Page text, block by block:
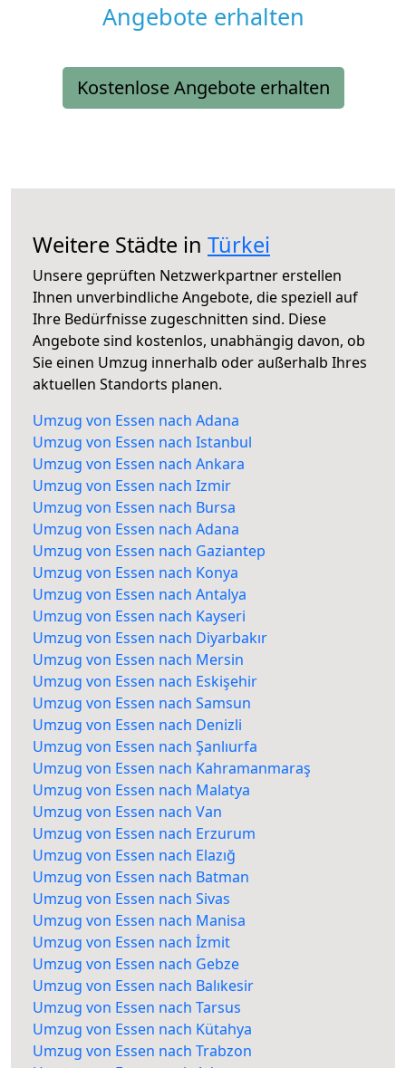
Angebote erhalten
Kostenlose Angebote erhalten
Weitere Städte in Türkei
Unsere geprüften Netzwerkpartner erstellen
Ihnen unverbindliche Angebote, die speziell auf
Ihre Bedürfnisse zugeschnitten sind. Diese
Angebote sind kostenlos, unabhängig davon, ob
Sie einen Umzug innerhalb oder außerhalb Ihres
aktuellen Standorts planen.
Umzug von Essen nach Adana
Umzug von Essen nach Istanbul
Umzug von Essen nach Ankara
Umzug von Essen nach Izmir
Umzug von Essen nach Bursa
Umzug von Essen nach Adana
Umzug von Essen nach Gaziantep
Umzug von Essen nach Konya
Umzug von Essen nach Antalya
Umzug von Essen nach Kayseri
Umzug von Essen nach Diyarbakır
Umzug von Essen nach Mersin
Umzug von Essen nach Eskişehir
Umzug von Essen nach Samsun
Umzug von Essen nach Denizli
Umzug von Essen nach Şanlıurfa
Umzug von Essen nach Kahramanmaraş
Umzug von Essen nach Malatya
Umzug von Essen nach Van
Umzug von Essen nach Erzurum
Umzug von Essen nach Elazığ
Umzug von Essen nach Batman
Umzug von Essen nach Sivas
Umzug von Essen nach Manisa
Umzug von Essen nach İzmit
Umzug von Essen nach Gebze
Umzug von Essen nach Balıkesir
Umzug von Essen nach Tarsus
Umzug von Essen nach Kütahya
Umzug von Essen nach Trabzon